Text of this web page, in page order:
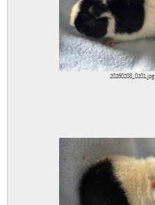
20260208_0201.jpg